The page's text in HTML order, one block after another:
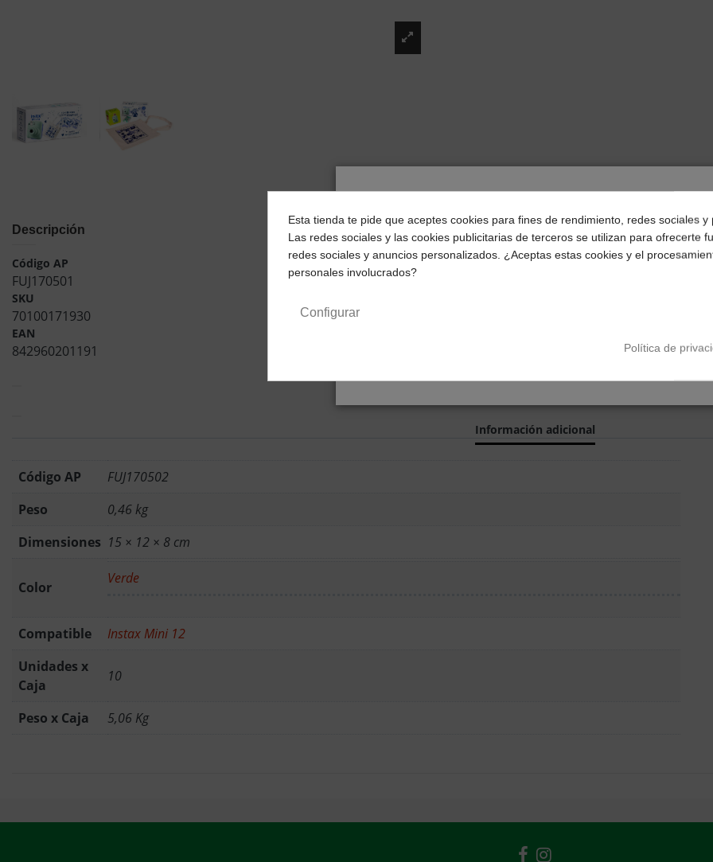
Descripción
Código AP
FUJ170501
SKU
70100171930
EAN
842960201191
Información adicional
Código AP
FUJ170502
Peso
0,46 kg
Dimensiones 15 × 12 × 8 cm
Color
Verde
Compatible
Instax Mini 12
Unidades x
Caja
10
Peso x Caja 5,06 Kg
¿Dónde deseas recibir tu pedido?
Selecciona tu ubicación para mostrarte los precios e
impuestos correctos para tu región.
Esta tienda te pide que aceptes cookies para fines de rendimiento, redes sociales y
Las redes sociales y las cookies publicitarias de terceros se utilizan para ofrecerte
redes sociales y anuncios personalizados. ¿Aceptas estas cookies y el
personales involucrados?
Configurar
Política de